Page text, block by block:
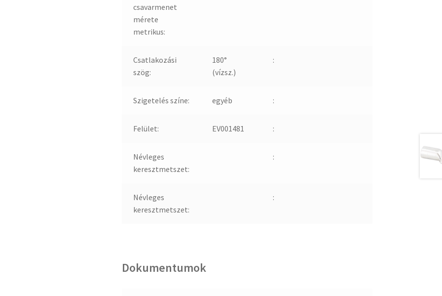
csavarmenet
mérete
metrikus:
Csatlakozási
szög:
180°
(vízsz.)
:
Szigetelés színe: egyéb :
Felület: EV001481 :
Névleges
keresztmetszet:
:
Névleges
keresztmetszet:
:
Dokumentumok